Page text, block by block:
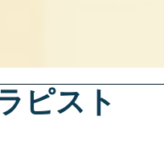
ピスト